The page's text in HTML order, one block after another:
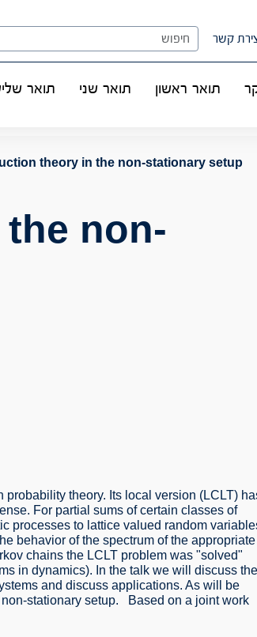
קשר Search
תואר ראשון תואר שני תואר
theory in the non-stationary setup
non-
theory. Its local version (LCLT)
For partial sums of certain classes of
processes to lattice valued random
behavior of the spectrum of the appropriate
chains the LCLT problem was "solved"
in dynamics). In the talk we will discuss the
and discuss applications. As will be
stationary setup. Based on a joint work